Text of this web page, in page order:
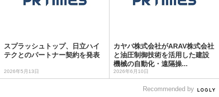
スプラッシュトップ、日立ハイ
テクとのパートナー契約を発表
2026年5月13日
カヤバ株式会社がARAV株式会社
と油圧制御技術を活用した建設
機械の自動化・遠隔操...
2026年6月10日
Recommended by